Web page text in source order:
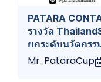
PATARA
รางวัล
ยกระดับนวัตกร
Mr. PataraCup